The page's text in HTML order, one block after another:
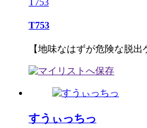
T753
【地味なはずが危険な脱出
すうぃっちっ